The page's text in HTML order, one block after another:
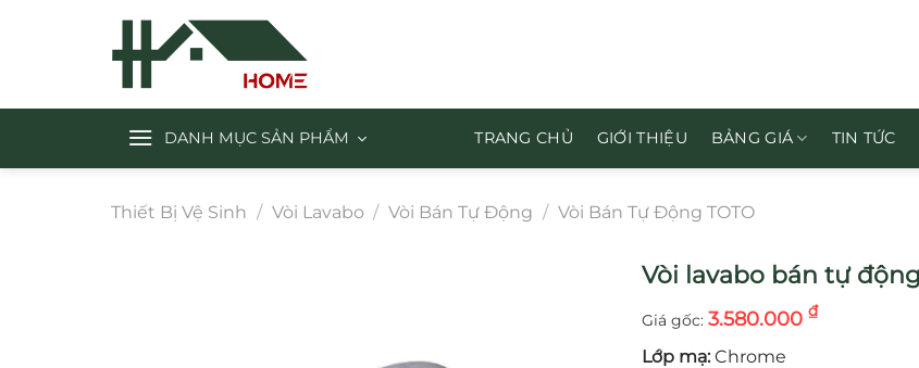
DANH MỤC SẢN PHẨM TRANG CHỦ GIỚI THIỆU BẢNG GIÁ TIN TỨC
Thiết Bị Vệ Sinh / Vòi Lavabo / Vòi Bán Tự Động / Vòi Bán Tự Động TOTO
Vòi lavabo bán tự
3.580.000 ₫
Lớp mạ:Chrome